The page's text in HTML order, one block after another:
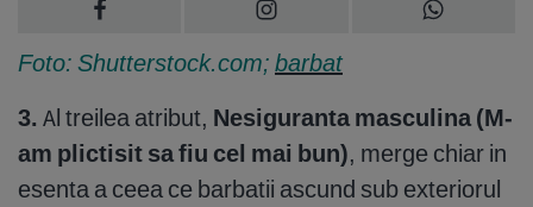
Foto: Shutterstock.com; barbat
3. Al treilea atribut, Nesiguranta masculina (M-
am plictisit sa fiu cel mai bun), merge chiar in
esenta a ceea ce barbatii ascund sub exteriorul